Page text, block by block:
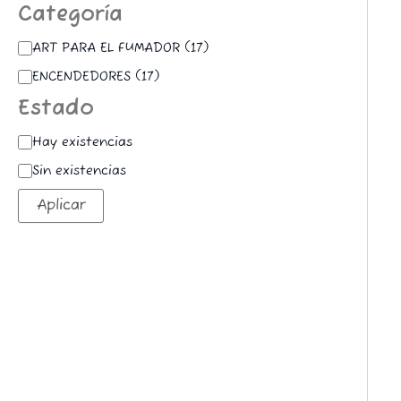
Categoría
ART PARA EL FUMADOR (17)
ENCENDEDORES (17)
Estado
Hay existencias
Sin existencias
Aplicar